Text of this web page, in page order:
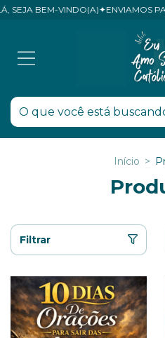
VINDO(A)✦ENVIAMOS PARA TODO
Início >
Filtrar